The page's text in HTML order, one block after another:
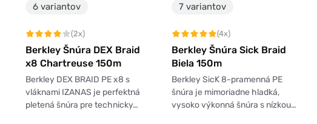
6 variantov
(2x)
Berkley Šnúra DEX Braid
x8 Chartreuse 150m
Berkley DEX BRAID PE x8 s
vláknami IZANAS je perfektná
pletená šnúra pre technicky…
7 variantov
(4x)
Berkley Šnúra Sick Braid
Biela 150m
Berkley SicK 8-pramenná PE
šnúra je mimoriadne hladká,
vysoko výkonná šnúra s nízkou…